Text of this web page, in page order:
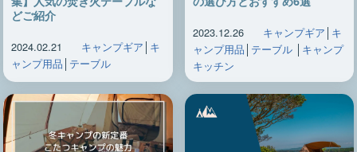
どご紹介
2024.02.21 キャンプギア キ
ャンプ用品 テーブル
2023.12.26 キャンプギア キ
ャンプ用品 テーブル│ キャンプ
キッチン